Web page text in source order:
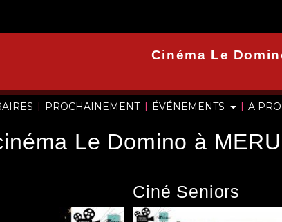
| PROCHAINEMENT | ÉVÉNEMENTS | A
Cinéma Le
Le Domino à MERU
Ciné Seniors